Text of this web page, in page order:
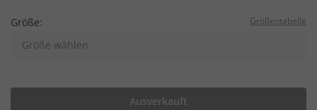
Größe: Größentabelle
Größe wählen
Ausverkauft